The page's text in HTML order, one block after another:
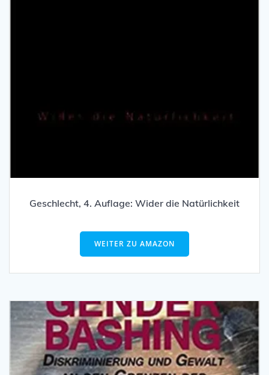
Geschlecht, 4. Auflage: Wider die Natürlichkeit
WEITER ZU AMAZON